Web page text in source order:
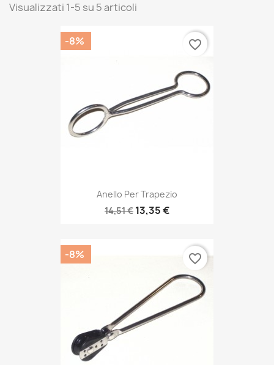
Visualizzati 1-5 su 5 articoli
Anello Per Trapezio
14,51 € 13,35 €
-8% favorite_border
-8% favorite_border